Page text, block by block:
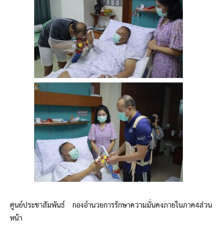
ศูนย์ประชาสัมพันธ์ กองอำนวยการรักษาความมั่นคงภายในภาค4ส่วน
หน้า